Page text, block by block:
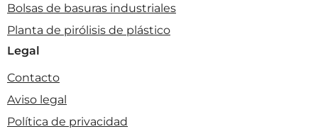
Bolsas de basuras industriales
Planta de pirólisis de plástico
Legal
Contacto
Aviso legal
Política de privacidad